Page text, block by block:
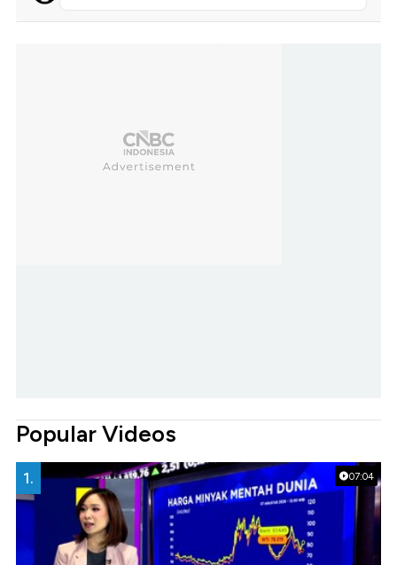
Popular Videos
07:04
1.